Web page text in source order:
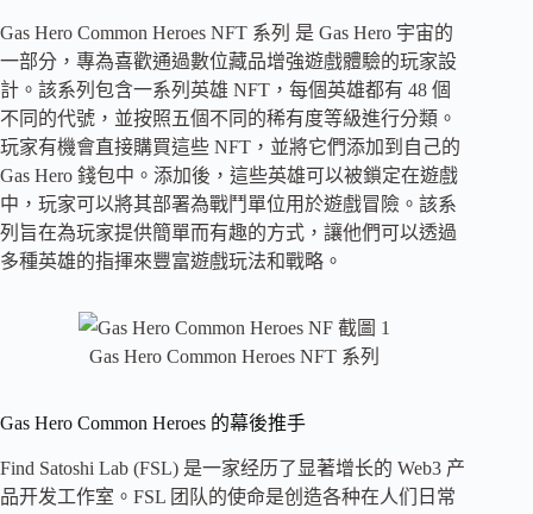
Gas Hero Common Heroes NFT 系列 是 Gas Hero 宇宙的
一部分，專為喜歡通過數位藏品增強遊戲體驗的玩家設
計。該系列包含一系列英雄 NFT，每個英雄都有 48 個
不同的代號，並按照五個不同的稀有度等級進行分類。
玩家有機會直接購買這些 NFT，並將它們添加到自己的
Gas Hero 錢包中。添加後，這些英雄可以被鎖定在遊戲
中，玩家可以將其部署為戰鬥單位用於遊戲冒險。該系
列旨在為玩家提供簡單而有趣的方式，讓他們可以透過
多種英雄的指揮來豐富遊戲玩法和戰略。
Gas Hero Common Heroes NFT 系列
Gas Hero Common Heroes 的幕後推手
Find Satoshi Lab (FSL) 是一家经历了显著增长的 Web3 产
品开发工作室。FSL 团队的使命是创造各种在人们日常